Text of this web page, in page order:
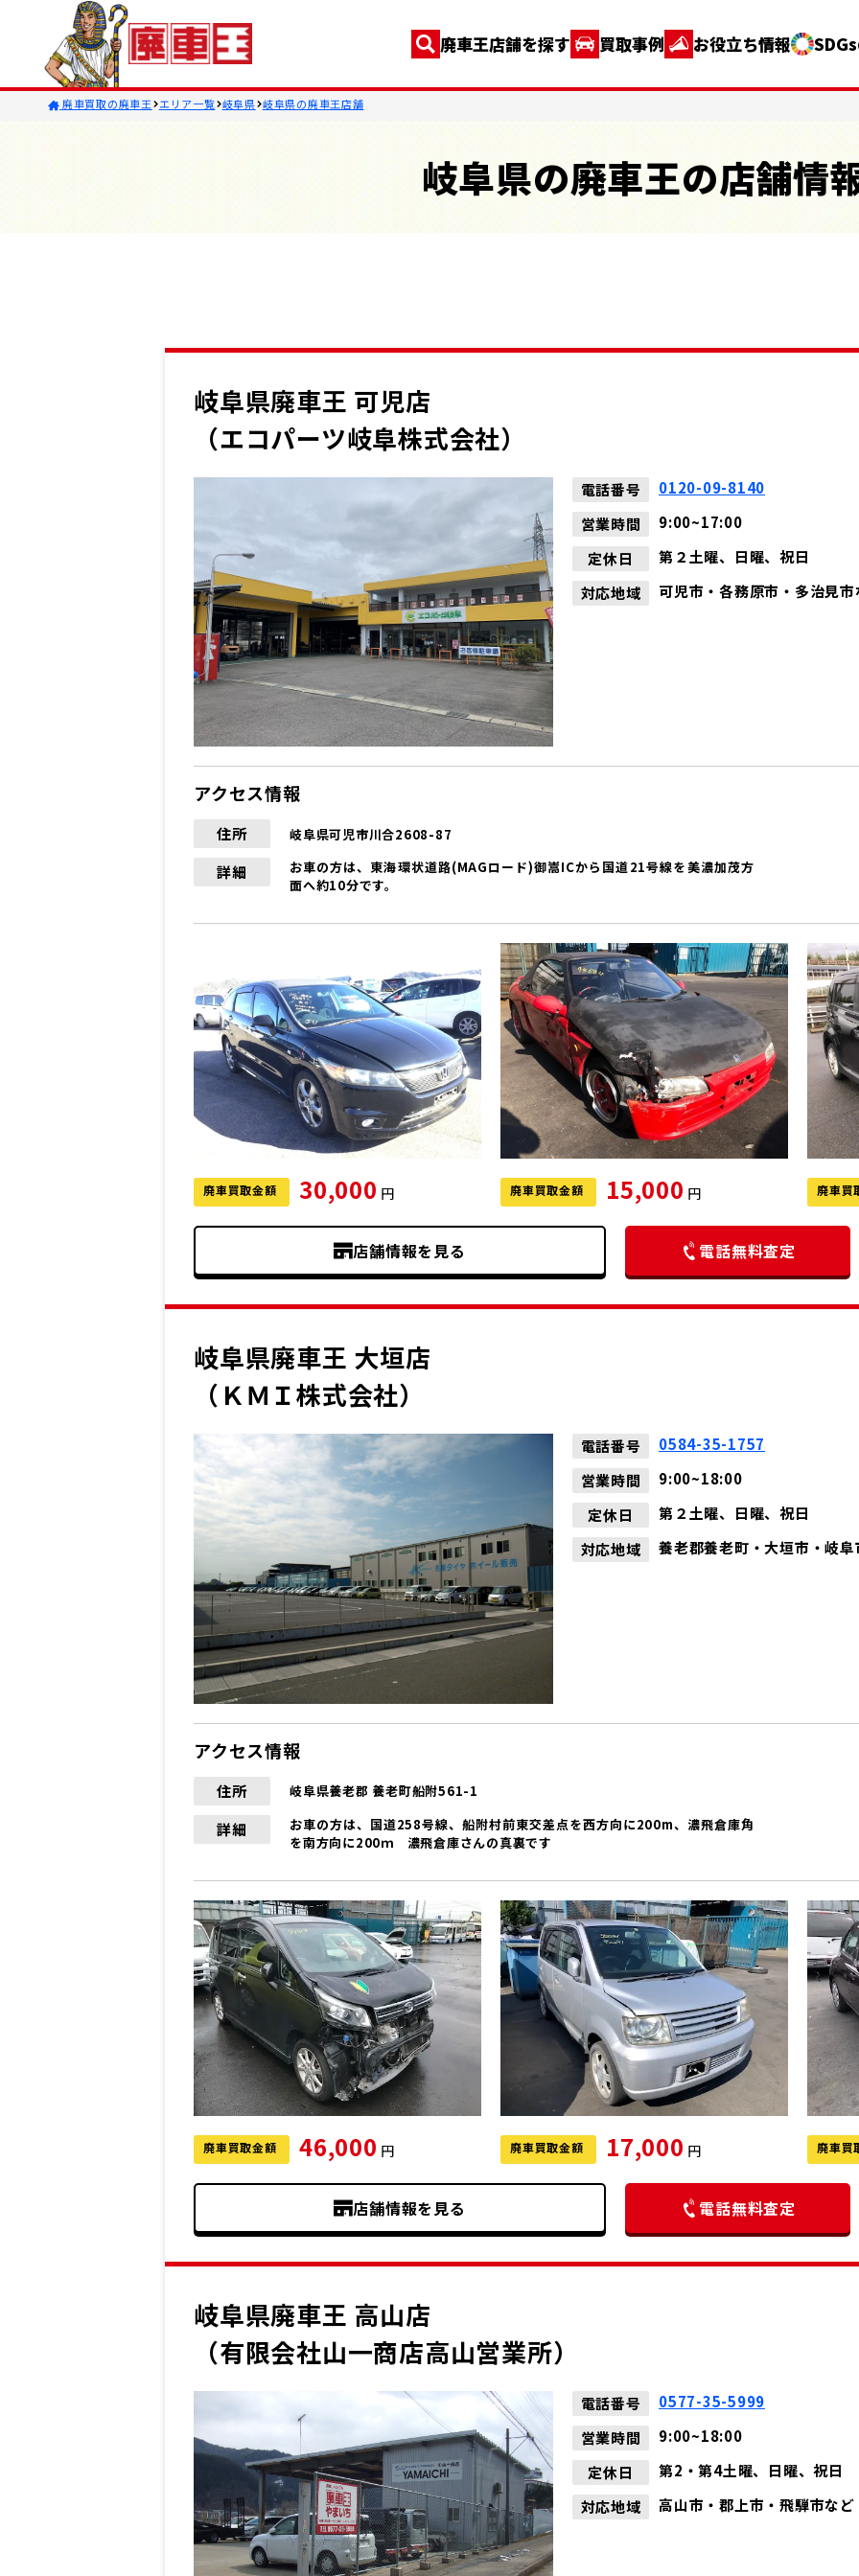
廃車王店舗を探す 買取事例 お役立ち情報
廃車買取の廃車王 エリア一覧 岐阜県 岐阜県の廃車王店舗
岐阜県の廃車王の店舗情
岐阜県廃車王 可児店
（エコパーツ岐阜株式会社）
電話番号
0120-09-8140
営業時間
9:00~17:00
定休日
第２土曜、日曜、祝日
対応地域
可児市・各務原市・多治見市
アクセス情報
住所 岐阜県可児市川合2608-87
詳細
お車の方は、東海環状道路(MAGロード)御嵩ICから国道21号線を美濃加茂方
面へ約10分です。
廃車買取金額 30,000 円 廃車買取金額 15,000 円 廃車買
店舗情報を見る 電話無料査定
岐阜県廃車王 大垣店
（ＫＭＩ株式会社）
電話番号
0584-35-1757
営業時間
9:00~18:00
定休日
第２土曜、日曜、祝日
対応地域
養老郡養老町・大垣市・岐
アクセス情報
住所 岐阜県養老郡 養老町船附561-1
詳細
お車の方は、国道258号線、船附村前東交差点を西方向に200m、濃飛倉庫角
を南方向に200ｍ 濃飛倉庫さんの真裏です
廃車買取金額 46,000 円 廃車買取金額 17,000 円 廃車買
店舗情報を見る 電話無料査定
岐阜県廃車王 高山店
（有限会社山一商店高山営業所）
電話番号
0577-35-5999
営業時間
9:00~18:00
定休日
第2・第4土曜、日曜、祝日
対応地域
高山市・郡上市・飛騨市など